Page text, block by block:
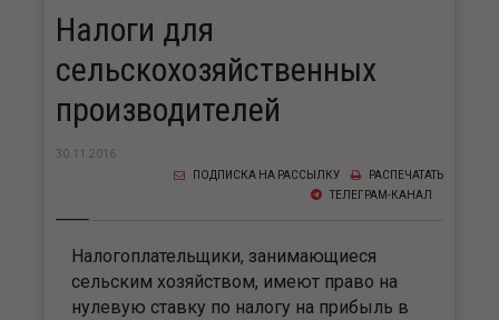
Налоги для
сельскохозяйственных
производителей
30.11.2016
РАСПЕЧАТАТЬ
ПОДПИСКА НА РАССЫЛКУ
ТЕЛЕГРАМ-КАНАЛ
Налогоплательщики, занимающиеся
сельским хозяйством, имеют право на
нулевую ставку по налогу на прибыль в